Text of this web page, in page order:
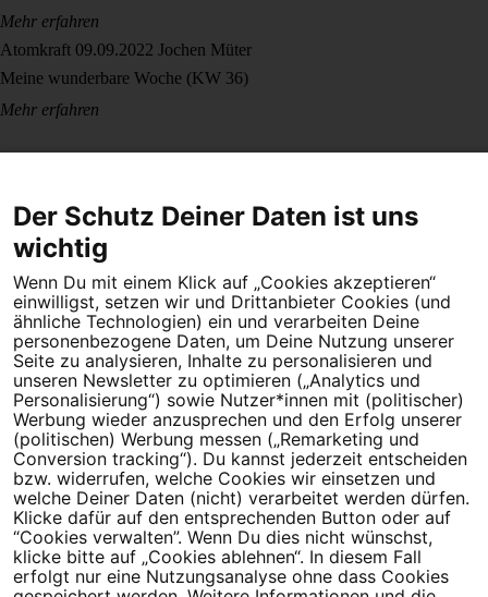
Mehr erfahren
Atomkraft 09.09.2022 Jochen Müter
Meine wunderbare Woche (KW 36)
Mehr erfahren
Dein Engagement macht den Unterschied. Schließe Dich 4,5
Millionen Menschen an.
Newsletter bestellen
Campact e.V.
IBAN DE95 2‍5‍1‍2 0‍5‍1‍0 6‍9‍8‍0 0‍0‍0‍0 0‍0
SozialBank
Direkt online spenden
Der Schutz Deiner Daten ist uns
wichtig
Wenn Du mit einem Klick auf „Cookies akzeptieren“
einwilligst, setzen wir und Drittanbieter Cookies (und
ähnliche Technologien) ein und verarbeiten Deine
personenbezogene Daten, um Deine Nutzung unserer
Seite zu analysieren, Inhalte zu personalisieren und
unseren Newsletter zu optimieren („Analytics und
Personalisierung“) sowie Nutzer*innen mit (politischer)
Werbung wieder anzusprechen und den Erfolg unserer
(politischen) Werbung messen („Remarketing und
Conversion tracking“). Du kannst jederzeit entscheiden
bzw. widerrufen, welche Cookies wir einsetzen und
welche Deiner Daten (nicht) verarbeitet werden dürfen.
Klicke dafür auf den entsprechenden Button oder auf
“Cookies verwalten”. Wenn Du dies nicht wünschst,
klicke bitte auf „Cookies ablehnen“. In diesem Fall
erfolgt nur eine Nutzungsanalyse ohne dass Cookies